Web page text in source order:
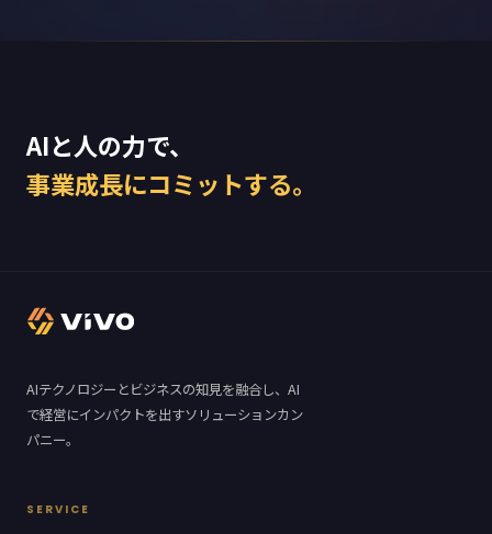
AIと人の力で、
事業成長にコミットする。
AIテクノロジーとビジネスの知見を融合し、AI
で経営にインパクトを出すソリューションカン
パニー。
SERVICE